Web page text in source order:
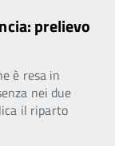
prelievo
è resa in
nei due
il riparto